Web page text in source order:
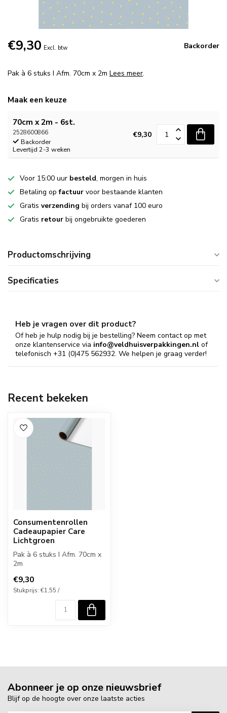
€9,30 Excl. btw Backorder
Pak à 6 stuks I Afm. 70cm x 2m Lees meer.
Maak een keuze
70cm x 2m - 6st.
2528600866
Backorder
Levertijd 2-3 weken
€9,30
Voor 15:00 uur besteld, morgen in huis
Betaling opfactuur voor bestaande klanten
Gratis verzending bij orders vanaf 100 euro
Gratis retour bij ongebruikte goederen
Productomschrijving
Specificaties
Heb je vragen over dit product?
Of heb je hulp nodig bij je bestelling? Neem contact op met
onze klantenservice via info@veldhuisverpakkingen.nl of
telefonisch +31 (0)475 562932. We helpen je graag verder!
Recent bekeken
Consumentenrollen
Cadeaupapier Care
Lichtgroen
Pak à 6 stuks I Afm. 70cm x
2m
€9,30
Stukprijs: €1,55 /
Abonneer je op onze nieuwsbrief
Blijf op de hoogte over onze laatste acties